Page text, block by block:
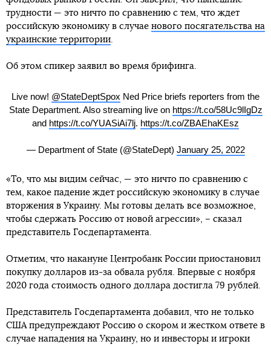
трудности — это ничто по сравнению с тем, что ждет
российскую экономику в случае нового посягательства на
украинские территории.
Об этом спикер заявил во время брифинга.
Live now! @StateDeptSpox Ned Price briefs reporters from the
State Department. Also streaming live on https://t.co/58Uc9lIgDz
and https://t.co/YUASiAi7lj. https://t.co/ZBAEhaKEsz
— Department of State (@StateDept) January 25, 2022
«То, что мы видим сейчас, — это ничто по сравнению с
тем, какое падение ждет российскую экономику в случае
вторжения в Украину. Мы готовы делать все возможное,
чтобы сдержать Россию от новой агрессии», – сказал
представитель Госдепартамента.
Отметим, что накануне Центробанк России приостановил
покупку долларов из-за обвала рубля. Впервые с ноября
2020 года стоимость одного доллара достигла 79 рублей.
Представитель Госдепартамента добавил, что не только
США предупреждают Россию о скором и жестком ответе в
случае нападения на Украину, но и инвесторы и игроки